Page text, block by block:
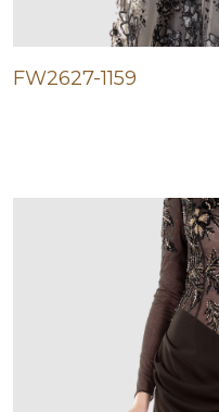
FW2627-1159